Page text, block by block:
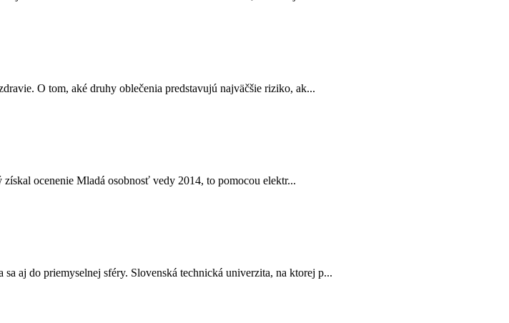
O tom, aké druhy oblečenia predstavujú najväčšie riziko, ak...
ocenenie Mladá osobnosť vedy 2014, to pomocou elektr...
aj do priemyselnej sféry. Slovenská technická univerzita, na ktorej p...